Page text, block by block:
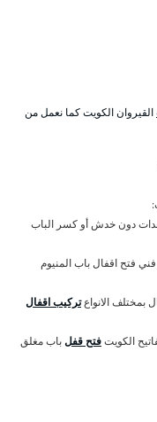
القيروان الكويت كما نعمل من
دون خدش أو كسر الباب
فتح اقفال باب المنيوم
بمختلف الانواعتركيب اقفال
الكويتفتح قفلباب مغلق